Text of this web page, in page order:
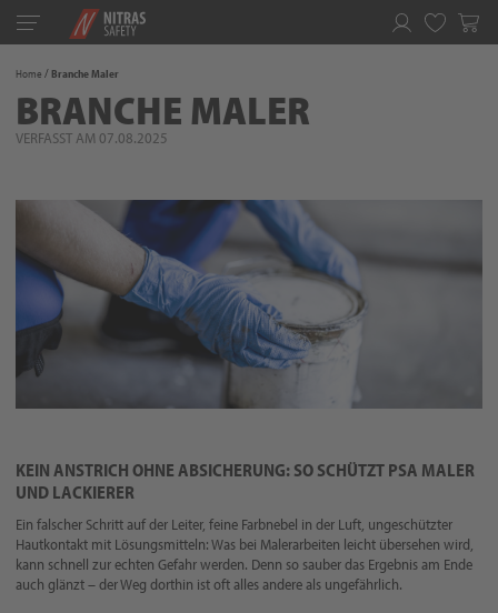
Toggle
navigation
Home Branche Maler
BRANCHE MALER
VERFASST AM 07.08.2025
KEIN ANSTRICH OHNE ABSICHERUNG: SO SCHÜTZT PSA MALER
UND LACKIERER
Ein falscher Schritt auf der Leiter, feine Farbnebel in der Luft, ungeschützter
Hautkontakt mit Lösungsmitteln: Was bei Malerarbeiten leicht übersehen wird,
kann schnell zur echten Gefahr werden. Denn so sauber das Ergebnis am Ende
auch glänzt – der Weg dorthin ist oft alles andere als ungefährlich.